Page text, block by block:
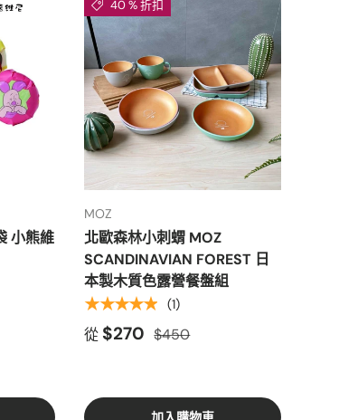
小熊維
40 % 折扣
MOZ
北歐森林小刺蝟 MOZ
SCANDINAVIAN FOREST 日
本製木質色露營餐盤組
★★★★★ (1)
從 $270 $450